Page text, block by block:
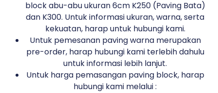
block abu-abu ukuran 6cm K250 (Paving Bata)
dan K300. Untuk informasi ukuran, warna, serta
kekuatan, harap untuk hubungi kami.
Untuk pemesanan paving warna merupakan
pre-order, harap hubungi kami terlebih dahulu
untuk informasi lebih lanjut.
Untuk harga pemasangan paving block, harap
hubungi kami melalui :